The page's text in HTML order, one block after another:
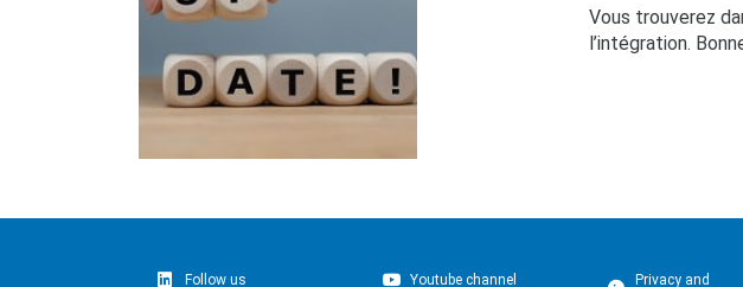
Vous trouverez
l’intégration.
Follow us Youtube channel Privacy and